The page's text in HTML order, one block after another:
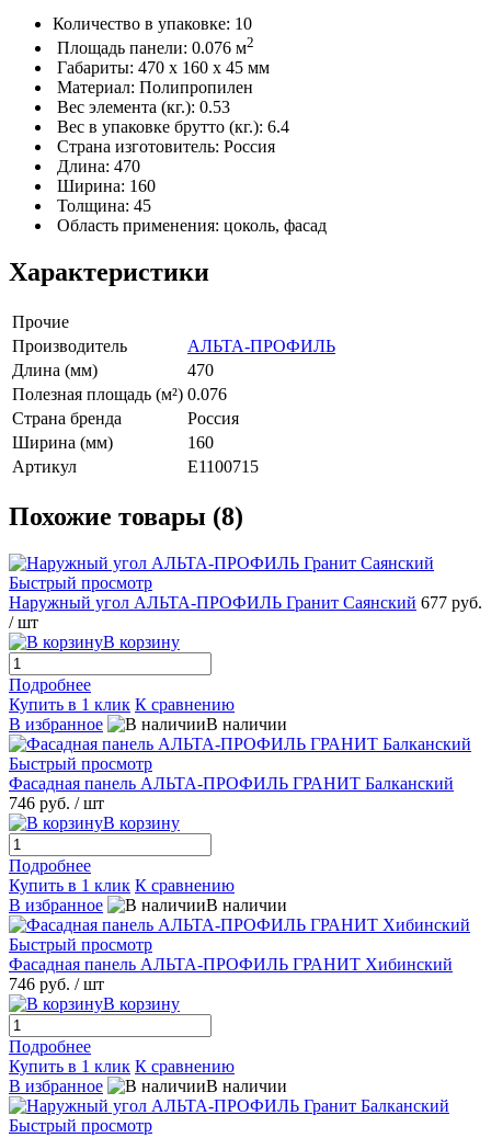
Количество в упаковке: 10
Площадь панели: 0.076 м2
Габариты: 470 x 160 x 45 мм
Материал: Полипропилен
Вес элемента (кг.): 0.53
Вес в упаковке брутто (кг.): 6.4
Страна изготовитель: Россия
Длина: 470
Ширина: 160
Толщина: 45
Область применения: цоколь, фасад
Характеристики
Прочие
Производитель
АЛЬТА-ПРОФИЛЬ
Длина (мм)
470
Полезная площадь (м²) 0.076
Страна бренда
Россия
Ширина (мм)
160
Артикул
E1100715
Похожие товары (8)
Быстрый просмотр
Наружный угол АЛЬТА-ПРОФИЛЬ Гранит Саянский 677 руб.
/ шт
В корзину
Подробнее
Купить в 1 клик К сравнению
В избранное
В наличии
Быстрый просмотр
Фасадная панель АЛЬТА-ПРОФИЛЬ ГРАНИТ Балканский
746 руб. / шт
В корзину
Подробнее
Купить в 1 клик К сравнению
В избранное
В наличии
Быстрый просмотр
Фасадная панель АЛЬТА-ПРОФИЛЬ ГРАНИТ Хибинский
746 руб. / шт
В корзину
Подробнее
Купить в 1 клик К сравнению
В избранное
В наличии
Быстрый просмотр